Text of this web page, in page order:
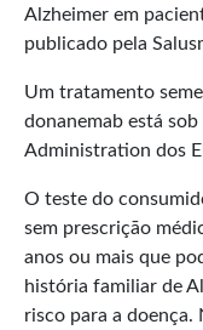
Alzheimer em
publicado pela
Um tratamento
donanemab está
Administration dos
O teste do
sem prescriçāo
anos ou mais que
história familiar de
risco para a doença.